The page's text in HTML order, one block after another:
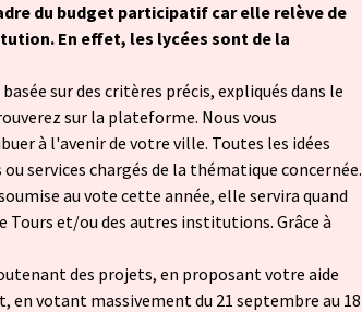
du budget participatif car elle relève de
En effet, les lycées sont de la
sur des critères précis, expliqués dans le
sur la plateforme. Nous vous
à l'avenir de votre ville. Toutes les idées
services chargés de la thématique concernée.
au vote cette année, elle servira quand
Tours et/ou des autres institutions. Grâce à
des projets, en proposant votre aide
votant massivement du 21 septembre au 18